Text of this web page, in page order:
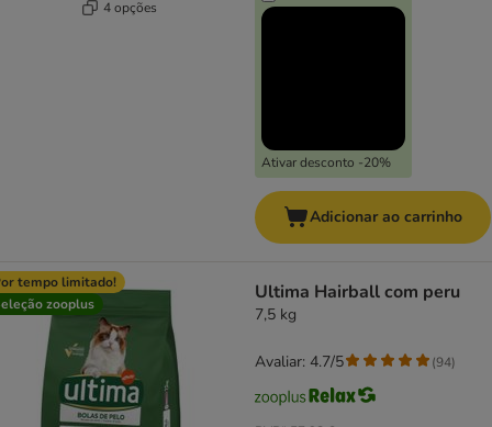
4 opções
Ativar desconto -20%
Adicionar ao carrinho
tempo limitado!
zooplus
Ultima Hairball com peru
7,5 kg
Avaliar: 4.7/5 (94)